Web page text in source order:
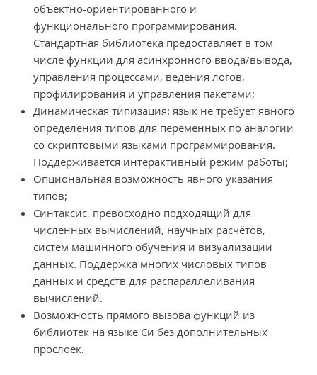
объектно-ориентированного и
функционального программирования.
Стандартная библиотека предоставляет в том
числе функции для асинхронного ввода/вывода,
управления процессами, ведения логов,
профилирования и управления пакетами;
Динамическая типизация: язык не требует явного
определения типов для переменных по аналогии
со скриптовыми языками программирования.
Поддерживается интерактивный режим работы;
Опциональная возможность явного указания
типов;
Синтаксис, превосходно подходящий для
численных вычислений, научных расчётов,
систем машинного обучения и визуализации
данных. Поддержка многих числовых типов
данных и средств для распараллеливания
вычислений.
Возможность прямого вызова функций из
библиотек на языке Си без дополнительных
прослоек.